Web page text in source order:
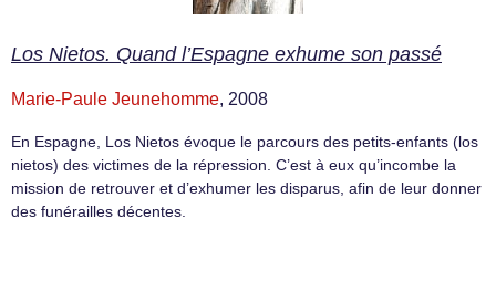
Los Nietos. Quand l’Espagne exhume son passé
Marie-Paule Jeunehomme, 2008
En Espagne, Los Nietos évoque le parcours des petits-enfants (los
nietos) des victimes de la répression. C’est à eux qu’incombe la
mission de retrouver et d’exhumer les disparus, afin de leur donner
des funérailles décentes.